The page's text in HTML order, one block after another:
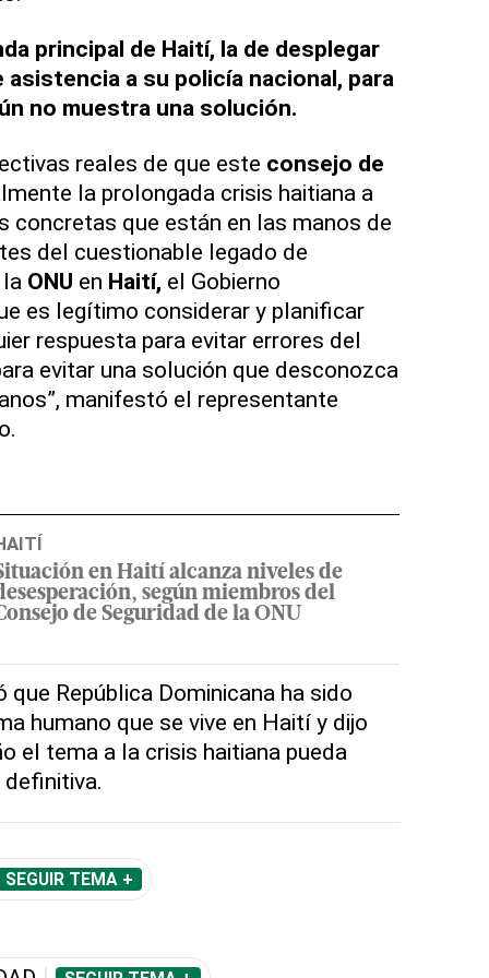
principal de Haití, la de desplegar
a su policía nacional, para
no muestra una solución.
reales de que este consejo de
la prolongada crisis haitiana a
concretas que están en las manos de
del cuestionable legado de
ONU en Haití, el Gobierno
es legítimo considerar y planificar
respuesta para evitar errores del
evitar una solución que desconozca
manifestó el representante
en Haití alcanza niveles de
según miembros del
de Seguridad de la ONU
que República Dominicana ha sido
humano que se vive en Haití y dijo
el tema a la crisis haitiana pueda
SEGUIR TEMA +